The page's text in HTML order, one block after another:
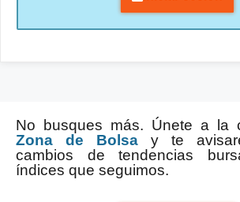
No busques más. Únete a la
Zona de Bolsa y te
cambios de tendencias
índices que seguimos.